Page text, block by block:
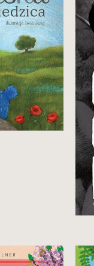
książek
zł